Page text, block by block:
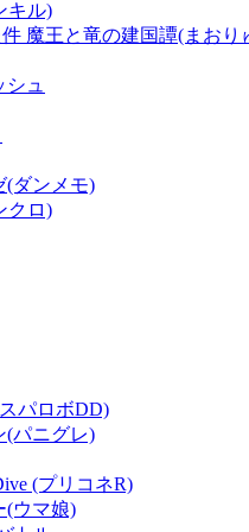
キル)
魔王と竜の建国譚(まおり
ュ
(ダンメモ)
クロ)
パロボDD)
(パニグレ)
(プリコネR)
(ウマ娘)